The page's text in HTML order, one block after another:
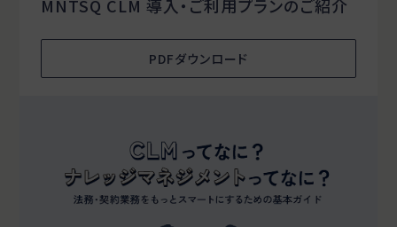
MNTSQ CLM 導入・ご利用プランのご紹介
PDFダウンロード